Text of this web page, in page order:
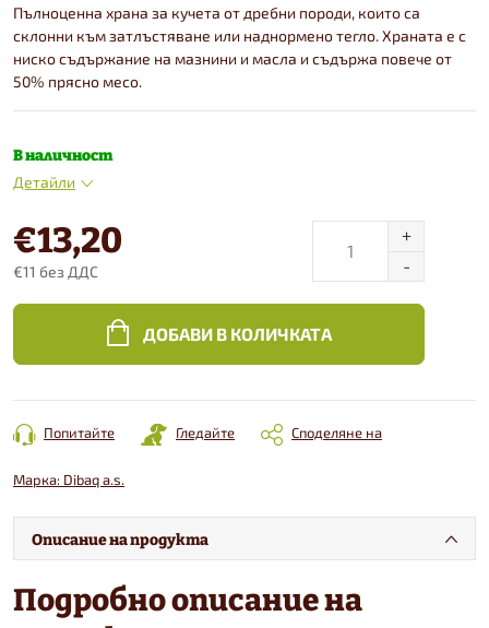
Пълноценна храна за кучета от дребни породи, които са
склонни към затлъстяване или наднормено тегло. Храната е с
ниско съдържание на мазнини и масла и съдържа повече от
50% прясно месо.
В наличност
Детайли
€13,20
€11 без ДДС
цена:
ДОБАВИ В КОЛИЧКАТА
Попитайте Гледайте Споделяне на
Марка: Dibaq a.s.
Описание на продукта
Подробно описание на